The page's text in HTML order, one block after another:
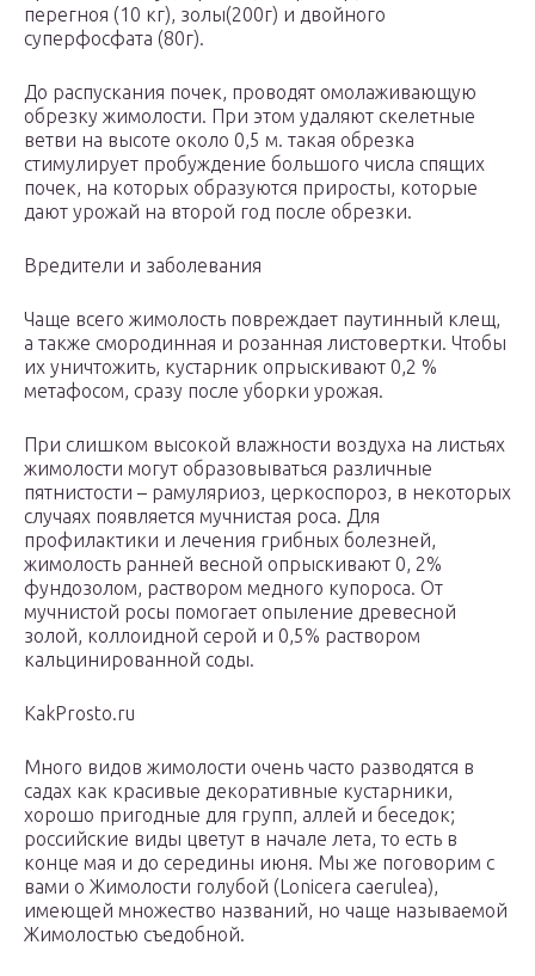
перегноя (10 кг), золы(200г) и двойного
суперфосфата (80г).
До распускания почек, проводят омолаживающую
обрезку жимолости. При этом удаляют скелетные
ветви на высоте около 0,5 м. такая обрезка
стимулирует пробуждение большого числа спящих
почек, на которых образуются приросты, которые
дают урожай на второй год после обрезки.
Вредители и заболевания
Чаще всего жимолость повреждает паутинный клещ,
а также смородинная и розанная листовертки. Чтобы
их уничтожить, кустарник опрыскивают 0,2 %
метафосом, сразу после уборки урожая.
При слишком высокой влажности воздуха на листьях
жимолости могут образовываться различные
пятнистости – рамуляриоз, церкоспороз, в некоторых
случаях появляется мучнистая роса. Для
профилактики и лечения грибных болезней,
жимолость ранней весной опрыскивают 0, 2%
фундозолом, раствором медного купороса. От
мучнистой росы помогает опыление древесной
золой, коллоидной серой и 0,5% раствором
кальцинированной соды.
KakProsto.ru
Много видов жимолости очень часто разводятся в
садах как красивые декоративные кустарники,
хорошо пригодные для групп, аллей и беседок;
российские виды цветут в начале лета, то есть в
конце мая и до середины июня. Мы же поговорим с
вами о Жимолости голубой (Lonicera caerulea),
имеющей множество названий, но чаще называемой
Жимолостью съедобной.